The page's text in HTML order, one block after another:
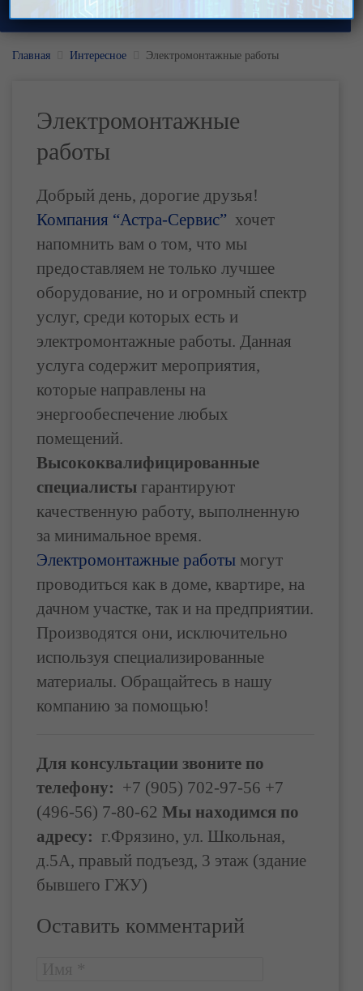
Главная Интересное Электромонтажные работы
Электромонтажные
работы
Добрый день, дорогие друзья!
Компания “Астра-Сервис” хочет
напомнить вам о том, что мы
предоставляем не только лучшее
оборудование, но и огромный спектр
услуг, среди которых есть и
электромонтажные работы. Данная
услуга содержит мероприятия,
которые направлены на
энергообеспечение любых
помещений.
Высококвалифицированные
специалисты гарантируют
качественную работу, выполненную
за минимальное время.
Электромонтажные работы могут
проводиться как в доме, квартире, на
дачном участке, так и на предприятии.
Производятся они, исключительно
используя специализированные
материалы. Обращайтесь в нашу
компанию за помощью!
Для консультации звоните по
телефону: +7 (905) 702-97-56 +7
(496-56) 7-80-62 Мы находимся по
адресу: г.Фрязино, ул. Школьная,
д.5А, правый подъезд, 3 этаж (здание
бывшего ГЖУ)
Оставить комментарий